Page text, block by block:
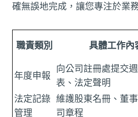
確無誤地完成，讓您專注於業
職責類別 具體工作內
年度申報
向公司註冊處提交
表、法定聲明
法定記錄
管理
維護股東名冊、董
司章程